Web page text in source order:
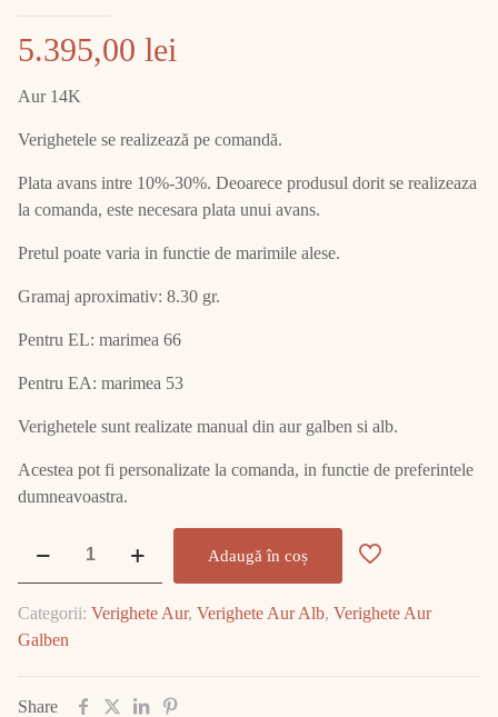
5.395,00 lei
Aur 14K
Verighetele se realizează pe comandă.
Plata avans intre 10%-30%. Deoarece produsul dorit se realizeaza
la comanda, este necesara plata unui avans.
Pretul poate varia in functie de marimile alese.
Gramaj aproximativ: 8.30 gr.
Pentru EL: marimea 66
Pentru EA: marimea 53
Verighetele sunt realizate manual din aur galben si alb.
Acestea pot fi personalizate la comanda, in functie de preferintele
dumneavoastra.
Aur
14K
Adaugă în coș
Categorii: Verighete Aur, Verighete Aur Alb, Verighete Aur
Galben
Share